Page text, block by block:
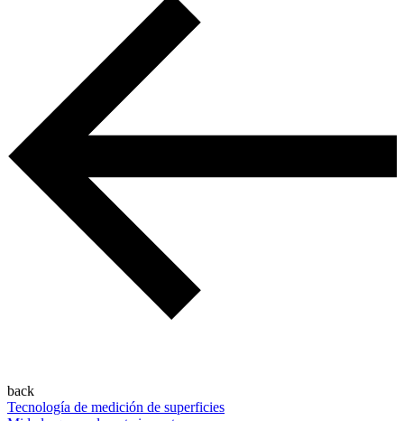
back
Tecnología de medición de superficies